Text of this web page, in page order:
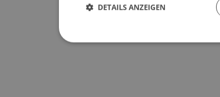
DETAILS ANZEIGEN